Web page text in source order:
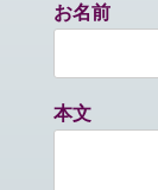
お名前
本文